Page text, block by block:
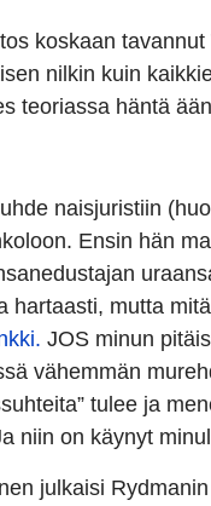
koskaan
nilkin kuin
teoriassa häntä
naisjuristiin
Ensin hän
hartaasti, mutta
JOS minun
vähemmän
tulee ja
niin on käynyt
julkaisi